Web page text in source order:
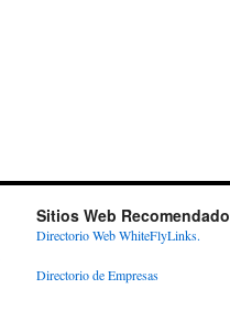
Sitios Web Recomendado
Directorio Web WhiteFlyLinks.
Directorio de Empresas